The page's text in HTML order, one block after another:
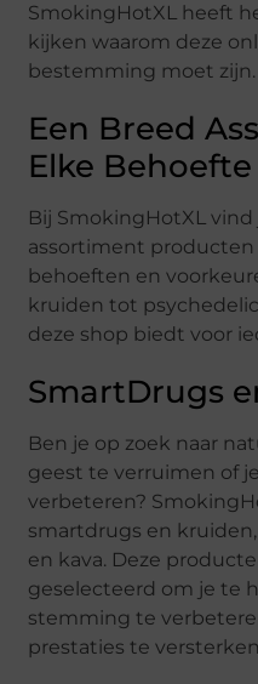
SmokingHotXL heeft
kijken waarom deze
bestemming moet zijn.
Een Breed
Elke Behoefte
Bij SmokingHotXL
assortiment producten
behoeften en
kruiden tot
deze shop biedt voor
SmartDrugs
Ben je op zoek naar
geest te verruimen of
verbeteren?
smartdrugs en
en kava. Deze
geselecteerd om je te
stemming te
prestaties te